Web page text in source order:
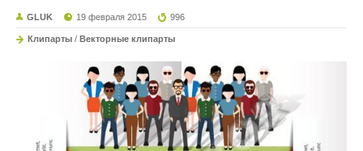
GLUK 19 февраля 2015 996
Клипарты / Векторные клипарты